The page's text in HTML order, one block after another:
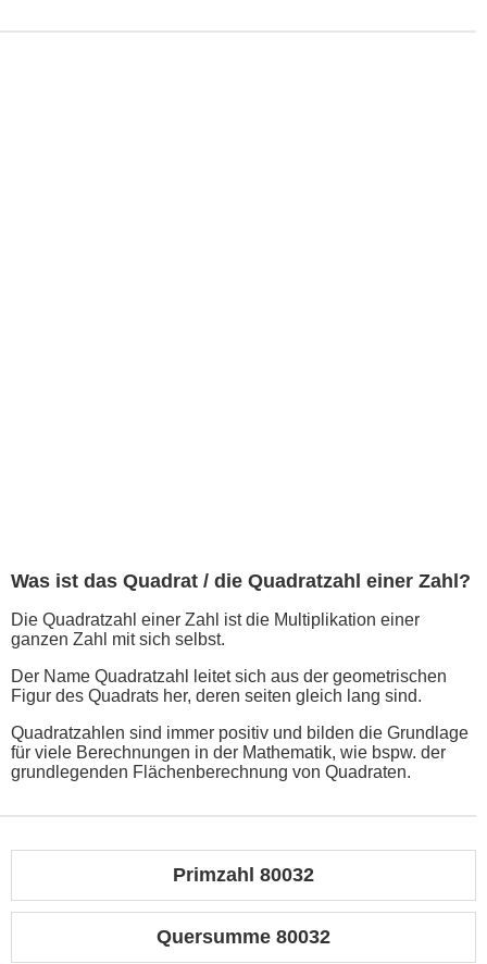
Was ist das Quadrat / die Quadratzahl einer Zahl?
Die Quadratzahl einer Zahl ist die Multiplikation einer
ganzen Zahl mit sich selbst.
Der Name Quadratzahl leitet sich aus der geometrischen
Figur des Quadrats her, deren seiten gleich lang sind.
Quadratzahlen sind immer positiv und bilden die Grundlage
für viele Berechnungen in der Mathematik, wie bspw. der
grundlegenden Flächenberechnung von Quadraten.
Primzahl 80032
Quersumme 80032